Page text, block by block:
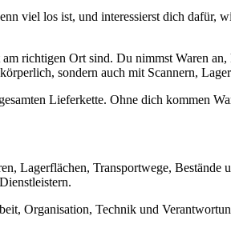
viel los ist, und interessierst dich
richtigen Ort sind. Du nimmst Waren
sondern auch mit Scannern,
Lieferkette. Ohne dich kommen
Lagerflächen, Transportwege, Bestände
Organisation, Technik und